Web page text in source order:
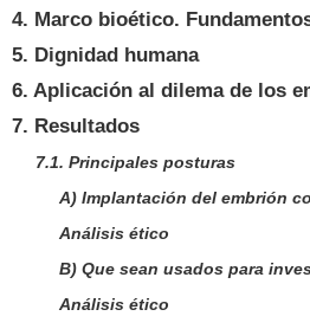
4. Marco bioético.
5. Dignidad humana
6. Aplicación al dilema de los
7. Resultados
7.1. Principales posturas
A) Implantación del embrión
Análisis ético
B) Que sean usados para
Análisis ético